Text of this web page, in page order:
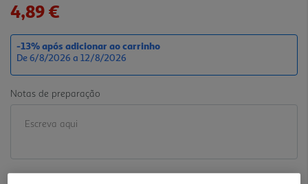
4,89 €
-13% após adicionar ao carrinho
De 6/8/2026 a 12/8/2026
Notas de preparação